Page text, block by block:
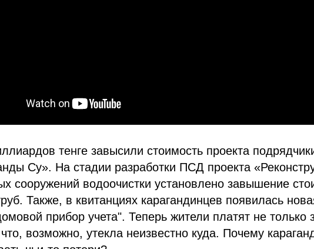
тенге завысили стоимость проекта
Су». На стадии разработки ПСД проекта
сооружений водоочистки установлено завышение
Также, в квитанциях карагандинцев появилась
прибор учета". Теперь жители платят не только
что, возможно, утекла неизвестно куда. Почему